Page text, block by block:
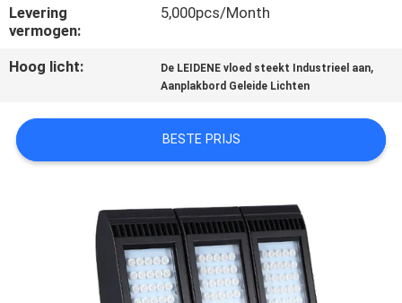
SITEMAP
PRIVACY
POLICY
Levering
vermogen:
5,000pcs/Month
Hoog licht: De LEIDENE vloed steekt Industrieel aan,
Aanplakbord Geleide Lichten
BESTE PRIJS